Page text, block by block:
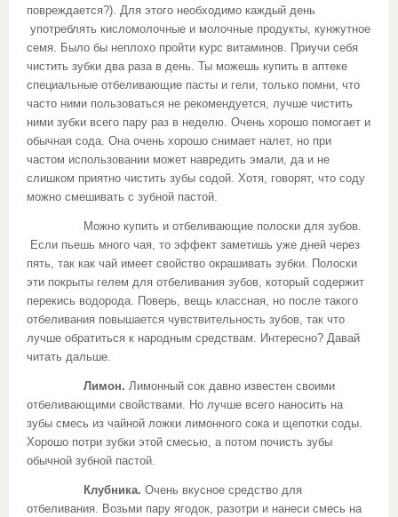
повреждается?). Для этого необходимо каждый день
употреблять кисломолочные и молочные продукты, кунжутное
семя. Было бы неплохо пройти курс витаминов. Приучи себя
чистить зубки два раза в день. Ты можешь купить в аптеке
специальные отбеливающие пасты и гели, только помни, что
часто ними пользоваться не рекомендуется, лучше чистить
ними зубки всего пару раз в неделю. Очень хорошо помогает и
обычная сода. Она очень хорошо снимает налет, но при
частом использовании может навредить эмали, да и не
слишком приятно чистить зубы содой. Хотя, говорят, что соду
можно смешивать с зубной пастой.
Можно купить и отбеливающие полоски для зубов.
Если пьешь много чая, то эффект заметишь уже дней через
пять, так как чай имеет свойство окрашивать зубки. Полоски
эти покрыты гелем для отбеливания зубов, который содержит
перекись водорода. Поверь, вещь классная, но после такого
отбеливания повышается чувствительность зубов, так что
лучше обратиться к народным средствам. Интересно? Давай
читать дальше.
Лимон. Лимонный сок давно известен своими
отбеливающими свойствами. Но лучше всего наносить на
зубы смесь из чайной ложки лимонного сока и щепотки соды.
Хорошо потри зубки этой смесью, а потом почисть зубы
обычной зубной пастой.
Клубника. Очень вкусное средство для
отбеливания. Возьми пару ягодок, разотри и нанеси смесь на